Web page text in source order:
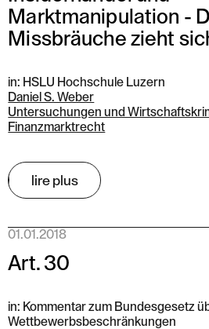
Marktmanipulation -
Missbräuche zieht
in: HSLU Hochschule Luzern
Daniel S. Weber
Untersuchungen und
Finanzmarktrecht
lire plus
01.01.2018
Art. 30
in: Kommentar zum Bundesgesetz
Wettbewerbsbeschränkungen